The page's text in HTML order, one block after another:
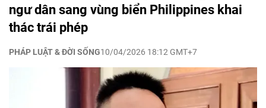
ngư dân sang vùng biển Philippines khai
thác trái phép
PHÁP LUẬT & ĐỜI SỐNG10/04/2026 18:12 GMT+7